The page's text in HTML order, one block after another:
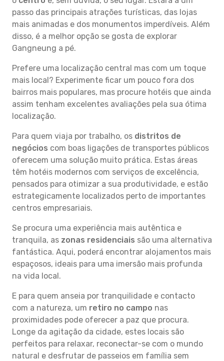
passo das principais atrações turísticas, das lojas
mais animadas e dos monumentos imperdíveis. Além
disso, é a melhor opção se gosta de explorar
Gangneung a pé.
Prefere uma localização central mas com um toque
mais local? Experimente ficar um pouco fora dos
bairros mais populares, mas procure hotéis que ainda
assim tenham excelentes avaliações pela sua ótima
localização.
Para quem viaja por trabalho, os distritos de
negócios com boas ligações de transportes públicos
oferecem uma solução muito prática. Estas áreas
têm hotéis modernos com serviços de excelência,
pensados para otimizar a sua produtividade, e estão
estrategicamente localizados perto de importantes
centros empresariais.
Se procura uma experiência mais autêntica e
tranquila, as zonas residenciais são uma alternativa
fantástica. Aqui, poderá encontrar alojamentos mais
espaçosos, ideais para uma imersão mais profunda
na vida local.
E para quem anseia por tranquilidade e contacto
com a natureza, um retiro no campo nas
proximidades pode oferecer a paz que procura.
Longe da agitação da cidade, estes locais são
perfeitos para relaxar, reconectar-se com o mundo
natural e desfrutar de passeios em família sem